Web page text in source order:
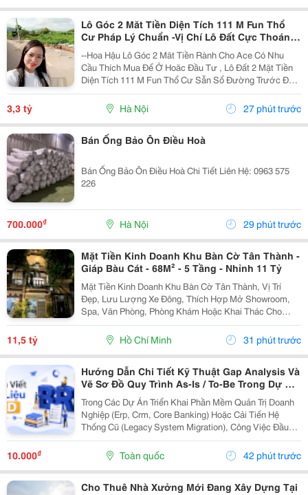
Lô Góc 2 Măt Tiền Diện Tích 111 M Fun Thổ
Cư Pháp Lý Chuẩn -Vị Chí Lô Đất Cực Thoáng
Mát ,Đất Nằm Mặt Đường Chục
--Hoa Hậu Lô Góc 2 Măt Tiền Rành Cho Ace Có Nhu
Cầu Thích Mua Để Ở Hoăc Đầu Tư , Lô Đất 2 Mặt Tiền
Diện Tích 111 M Fun Thổ Cư Sẫn Sổ Đường Trước Đất
Chuẩn Bị Đang Giải Nhựa Rộng 5,,5 M 2 Ô Tô Tránh
Nhau Vị Trí Đất Sát Trường Học Cấp 1 Thôn Thanh...
3,3 tỷ Hà Nội 27 phút trước
Bán Ống Bảo Ôn Điều Hoà
Bán Ống Bảo Ôn Điều Hoà Chi Tiết Liên Hệ: 0963 575
226
700.000₫ Hà Nội 29 phút trước
Mặt Tiền Kinh Doanh Khu Bàn Cờ Tân Thành -
Giáp Bàu Cát - 68M² - 5 Tầng - Nhỉnh 11 Tỷ
Mặt Tiền Kinh Doanh Khu Bàn Cờ Tân Thành, Vị Trí
Đẹp, Lưu Lượng Xe Đông, Thích Hợp Mở Showroom,
Spa, Văn Phòng, Phòng Khám Hoặc Khai Thác Cho
Thuê. Ưu Điểm Nổi Bật: Diện Tích: 68M&Sup2; Kết
Cấu: 4 Tầng + Sân Thượng 6 Phòng Ngủ Khép Kín...
11,5 tỷ Hồ Chí Minh 31 phút trước
Hướng Dẫn Chi Tiết Kỹ Thuật Gap Analysis Và
Vẽ Sơ Đồ Quy Trình As-Is / To-Be Trong Dự Án
Chuyển Đổi Số
Trong Các Dự Án Triển Khai Phần Mềm Quản Trị Doanh
Nghiệp (Erp, Crm, Core Banking) Hoặc Cải Tiến Hệ
Thống Cũ (Legacy System Migration), Công Việc Đầu
Tiên Và Quan Trọng Nhất Của It Ba Không Phải Là Nhảy
Vào Thiết Kế Ngay Tính Năng Mới. Thay Vào Đó,...
10.000₫ Toàn quốc 42 phút trước
Cho Thuê Nhà Xưởng Mới Đang Xây Dựng Tại